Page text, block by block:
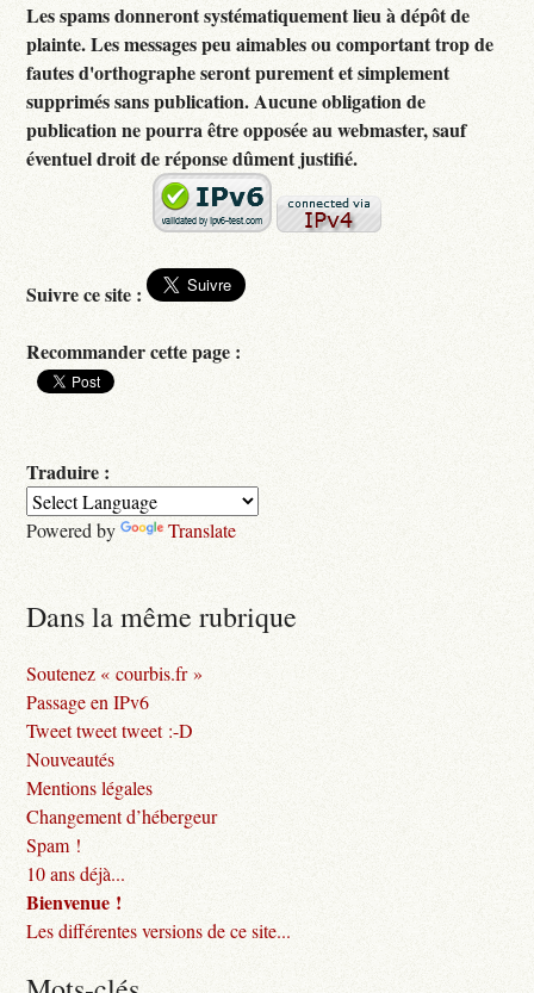
Les spams donneront systématiquement lieu à dépôt de
plainte. Les messages peu aimables ou comportant trop de
fautes d'orthographe seront purement et simplement
supprimés sans publication. Aucune obligation de
publication ne pourra être opposée au webmaster, sauf
éventuel droit de réponse dûment justifié.
Suivre ce site :
Recommander cette page :
Traduire :
Powered by Translate
Dans la même rubrique
Soutenez « courbis.fr »
Passage en IPv6
Tweet tweet tweet :-D
Nouveautés
Mentions légales
Changement d’hébergeur
Spam !
10 ans déjà...
Bienvenue !
Les différentes versions de ce site...